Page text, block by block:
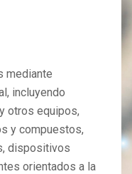
mediante
incluyendo
otros equipos,
y compuestos,
dispositivos
orientados a la